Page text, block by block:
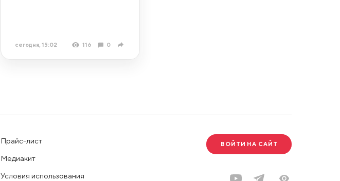
сегодня, 15:02 116 0
Прайс-лист
Медиакит
Условия использования
ВОЙТИ НА САЙТ